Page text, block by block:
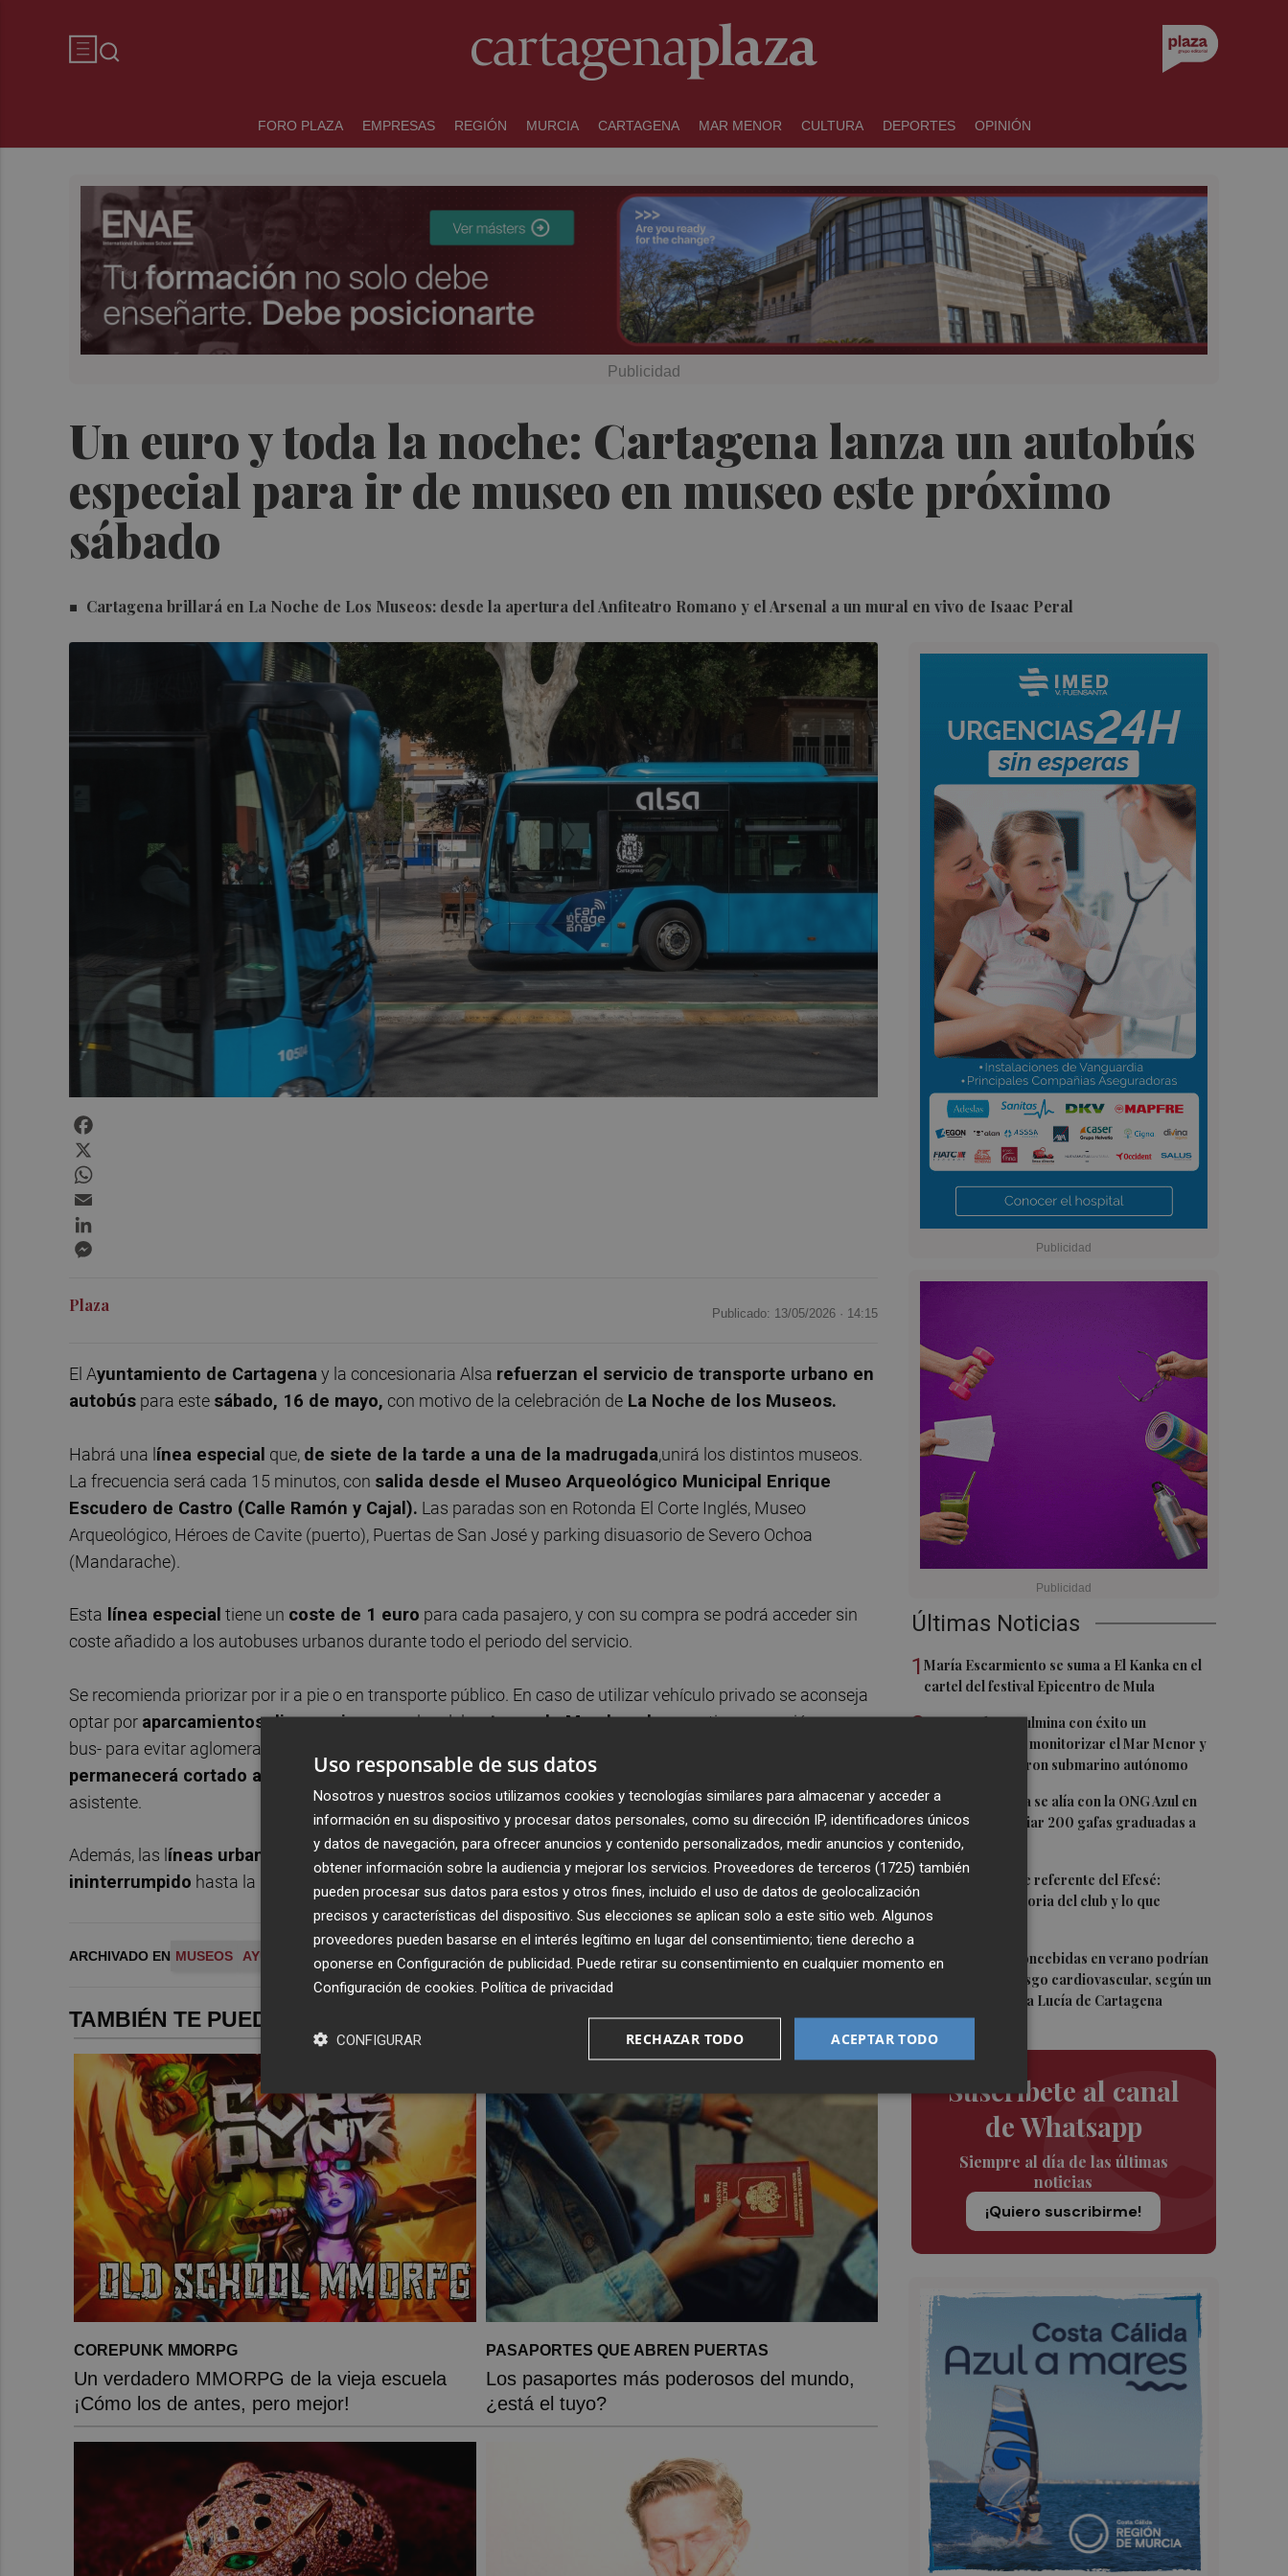
FORO PLAZA EMPRESAS REGIÓN MURCIA CARTAGENA MAR MENOR CULTURA DEPORTES OPINIÓN
Un euro y toda la noche: Cartagena lanza un autobús
especial para ir de museo en museo este próximo
sábado
Cartagena brillará en La Noche de Los Museos: desde la apertura del Anfiteatro Romano y el Arsenal a un mural en vivo de Isaac Peral
Últimas Noticias
1María Escarmiento se suma a El Kanka en el
cartel del festival Epicentro de Mula
2UPCT Makers culmina con éxito un
catamarán para monitorizar el Mar Menor y
ya prepara un dron submarino autónomo
3Aguas de Murcia se alía con la ONG Azul en
Acción para enviar 200 gafas graduadas a
Senegal
4 Toni Villa, fichaje referente del Efesé:
"Conozco la historia del club y lo que
representa"
5 Las personas concebidas en verano podrían
tener mayor riesgo cardiovascular, según un
estudio del Santa Lucía de Cartagena
Suscríbete al canal
de Whatsapp
Siempre al día de las últimas
noticias
¡Quiero suscribirme!
Plaza Publicado: 13/05/2026 · 14:15
El Ayuntamiento de Cartagena y la concesionaria Alsa refuerzan el servicio de transporte urbano en
autobús para este sábado, 16 de mayo, con motivo de la celebración de La Noche de los Museos.
Habrá una línea especial que, de siete de la tarde a una de la madrugada,unirá los distintos museos.
La frecuencia será cada 15 minutos, con salida desde el Museo Arqueológico Municipal Enrique
Escudero de Castro (Calle Ramón y Cajal). Las paradas son en Rotonda El Corte Inglés, Museo
Arqueológico, Héroes de Cavite (puerto), Puertas de San José y parking disuasorio de Severo Ochoa
(Mandarache).
Esta línea especial tiene un coste de 1 euro para cada pasajero, y con su compra se podrá acceder sin
coste añadido a los autobuses urbanos durante todo el periodo del servicio.
Se recomienda priorizar por ir a pie o en transporte público. En caso de utilizar vehículo privado se aconseja
optar por aparcamientos disuasorioscomo los delentorno de Mandarache-que tiene conexión con
bus- para evitar aglomeraciones en el casco urbano y alrededores del casco histórico. E
permanecerá cortado al tráfico, como es habitual ante eventos que congregan a gran número de
asistente.
Además, las l íneas urbanas de autobuses 1, 2, 4, 5, 6 y 7ofrecerán unhorario extraordinario
ininterrumpido hasta la 01:30 horas de la madrugada del 17 de mayo.
ARCHIVADO EN MUSEOS AYUNTAMIENTO CARTAGENA
TAMBIÉN TE PUEDE INTERESAR
COREPUNK MMORPG
Un verdadero MMORPG de la vieja escuela
¡Cómo los de antes, pero mejor!
PASAPORTES QUE ABREN PUERTAS
Los pasaportes más poderosos del mundo,
¿está el tuyo?
Uso responsable de sus datos
Nosotros y nuestros socios utilizamos cookies y tecnologías similares para almacenar y acceder a
información en su dispositivo y procesar datos personales, como su dirección IP, identificadores únicos
y datos de navegación, para ofrecer anuncios y contenido personalizados, medir anuncios y contenido,
obtener información sobre la audiencia y mejorar los servicios. Proveedores de terceros (1725) también
pueden procesar sus datos para estos y otros fines, incluido el uso de datos de geolocalización
precisos y características del dispositivo. Sus elecciones se aplican solo a este sitio web. Algunos
proveedores pueden basarse en el interés legítimo en lugar del consentimiento; tiene derecho a
oponerse en Configuración de publicidad . Puede retirar su consentimiento en cualquier momento en
Configuración de cookies Política de privacidad
ACEPTAR TODO
RECHAZAR TODO
CONFIGURAR